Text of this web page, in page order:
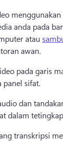
anda pada
atau
awan.
pada garis
panel sifat.
dan
dalam
transkripsi